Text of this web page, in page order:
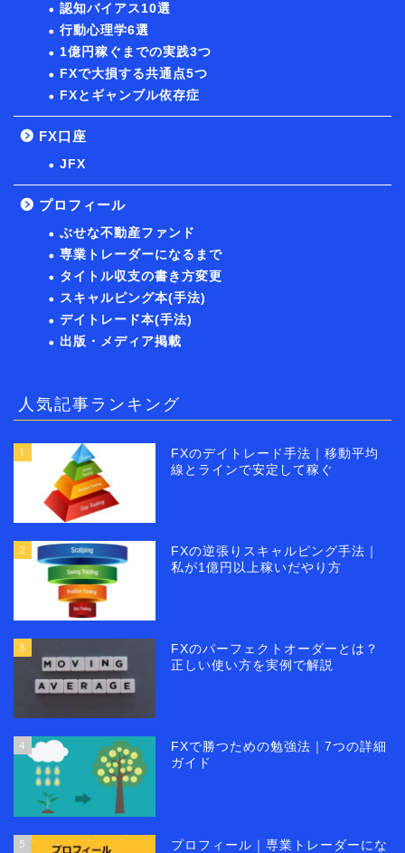
認知バイアス10選
行動心理学6選
1億円稼ぐまでの実践3つ
FXで大損する共通点5つ
FXとギャンブル依存症
FX口座
JFX
プロフィール
ぶせな不動産ファンド
専業トレーダーになるまで
タイトル収支の書き方変更
スキャルピング本(手法)
デイトレード本(手法)
出版・メディア掲載
人気記事ランキング
1
FXのデイトレード手法｜移動平均
線とラインで安定して稼ぐ
2
FXの逆張りスキャルピング手法｜
私が1億円以上稼いだやり方
3
FXのパーフェクトオーダーとは？
正しい使い方を実例で解説
4
FXで勝つための勉強法｜7つの詳細
ガイド
5
プロフィール｜専業トレーダーにな